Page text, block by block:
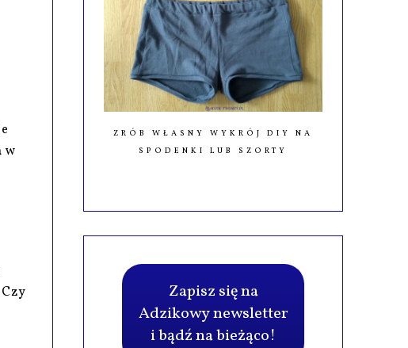
w
ZRÓB WŁASNY WYKRÓJ DIY NA
SPODENKI LUB SZORTY
Zapisz się na
Adzikowy newsletter
i bądź na bieżąco!